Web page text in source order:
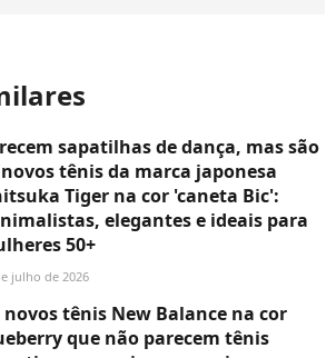
sapatilhas de dança, mas são
tênis da marca japonesa
Tiger na cor 'caneta Bic':
elegantes e ideais para
50+
julho de 2026
novos tênis New Balance na cor
que não parecem tênis